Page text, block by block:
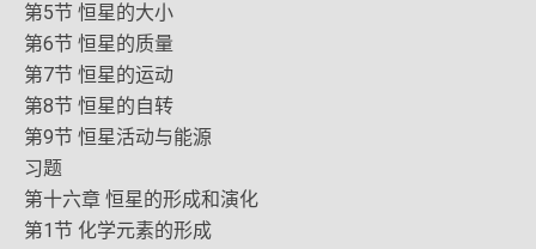
第5节 恒星的大小
第6节 恒星的质量
第7节 恒星的运动
第8节 恒星的自转
第9节 恒星活动与能源
习题
第十六章 恒星的形成和演化
第1节 化学元素的形成